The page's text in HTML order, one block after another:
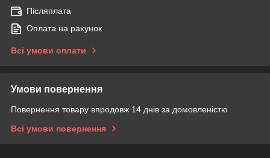
Післяплата
Оплата на рахунок
Всі умови оплати
Умови повернення
Повернення товару впродовж 14 днів за домовленістю
Всі умови повернення